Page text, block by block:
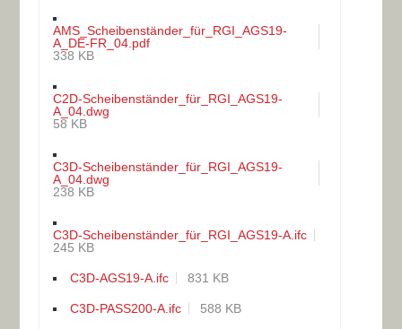
AMS_Scheibenständer_für_RGI_AGS19-
A_DE-FR_04.pdf
338 KB
C2D-Scheibenständer_für_RGI_AGS19-
A_04.dwg
58 KB
C3D-Scheibenständer_für_RGI_AGS19-
A_04.dwg
238 KB
C3D-Scheibenständer_für_RGI_AGS19-A.ifc
245 KB
C3D-AGS19-A.ifc 831 KB
C3D-PASS200-A.ifc 588 KB